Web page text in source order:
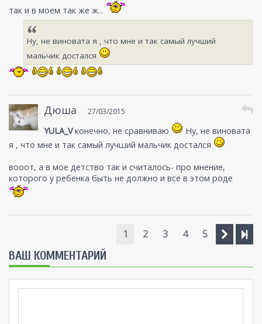
так и в моем так же ж...
Ну, не виновата я , что мне и так самый лучший
мальчик достался
Дюша 27/03/2015
YULA_Vконечно, не сравниваю
Ну, не виновата
я , что мне и так самый лучший мальчик достался
вооот, а в мое детство так и считалось- про мнение,
которого у ребенка быть не должно и все в этом роде
1 2 3 4 5
ВАШ КОММЕНТАРИЙ